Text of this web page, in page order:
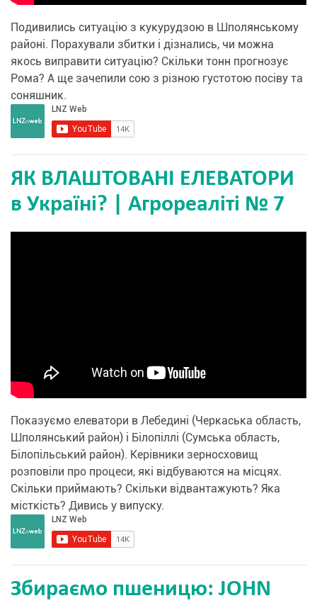
Подивились ситуацію з кукурудзою в Шполянському
районі. Порахували збитки і дізнались, чи можна
якось виправити ситуацію? Скільки тонн прогнозує
Рома? А ще зачепили сою з різною густотою посіву та
соняшник.
ЯК ВЛАШТОВАНІ ЕЛЕВАТОРИ
в Україні? | Агрореаліті № 7
Показуємо елеватори в Лебедині (Черкаська область,
Шполянський район) і Білопіллі (Сумська область,
Білопільський район). Керівники зерносховищ
розповіли про процеси, які відбуваются на місцях.
Скільки приймають? Скільки відвантажують? Яка
місткість? Дивись у випуску.
Збираємо пшеницю: JOHN